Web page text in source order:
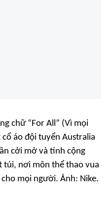
chữ “For All” (Vì mọi
áo đội tuyển Australia
cởi mở và tính cộng
túi, nơi môn thể thao vua
mọi người. Ảnh: Nike.